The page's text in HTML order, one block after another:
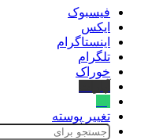
فیسبوک
ایکس
اینستاگرام
تلگرام
خوراک
تغییر پوسته